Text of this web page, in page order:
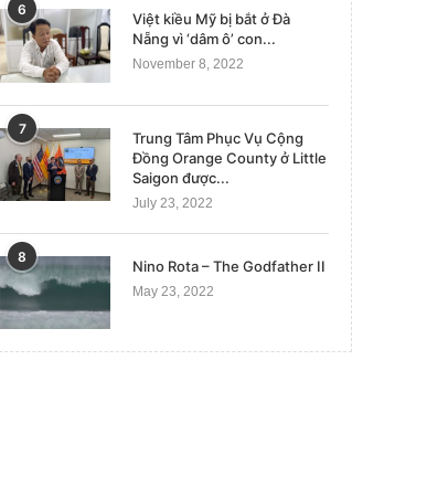
6
Việt kiều Mỹ bị bắt ở Đà
Nẵng vì ‘dâm ô’ con...
November 8, 2022
7
Trung Tâm Phục Vụ Cộng
Đồng Orange County ở Little
Saigon được...
July 23, 2022
8
Nino Rota – The Godfather II
May 23, 2022